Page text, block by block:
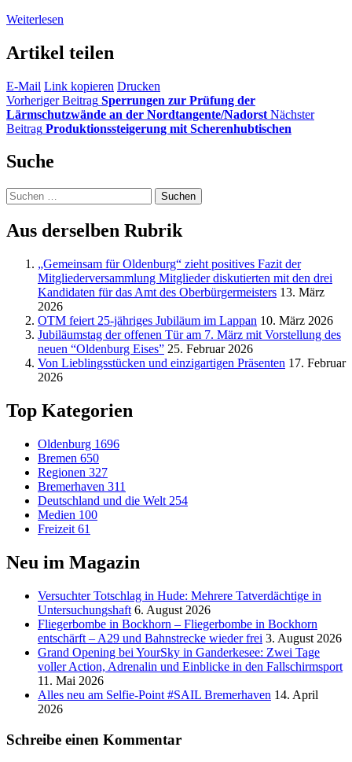
Weiterlesen
Artikel teilen
E-Mail Link kopieren Drucken
Vorheriger Beitrag Sperrungen zur Prüfung der
Lärmschutzwände an der Nordtangente/Nadorst Nächster
Beitrag Produktionssteigerung mit Scherenhubtischen
Suche
Suchen
nach:
Aus derselben Rubrik
„Gemeinsam für Oldenburg“ zieht positives Fazit der
Mitgliederversammlung Mitglieder diskutierten mit den drei
Kandidaten für das Amt des Oberbürgermeisters 13. März
2026
OTM feiert 25-jähriges Jubiläum im Lappan 10. März 2026
Jubiläumstag der offenen Tür am 7. März mit Vorstellung des
neuen “Oldenburg Eises” 25. Februar 2026
Von Lieblingsstücken und einzigartigen Präsenten 17. Februar
2026
Top Kategorien
Oldenburg 1696
Bremen 650
Regionen 327
Bremerhaven 311
Deutschland und die Welt 254
Medien 100
Freizeit 61
Neu im Magazin
Versucht­er Totschlag in Hude: Mehrere Tatverdächtige in
Untersuchungshaft 6. August 2026
Fliegerbombe in Bockhorn – Fliegerbombe in Bockhorn
entschärft – A29 und Bahnstrecke wieder frei 3. August 2026
Grand Opening bei YourSky in Ganderkesee: Zwei Tage
voller Action, Adrenalin und Einblicke in den Fallschirmsport
11. Mai 2026
Alles neu am Selfie-Point #SAIL Bremerhaven 14. April
2026
Schreibe einen Kommentar